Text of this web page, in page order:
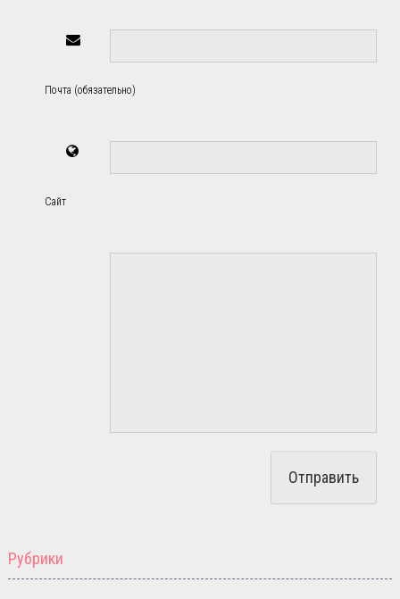
Почта (обязательно)
Сайт
Рубрики